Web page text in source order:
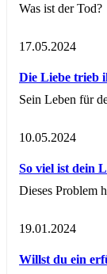
Was ist der Tod?
17.05.2024
Die Liebe trieb
Sein Leben für
10.05.2024
So viel ist dein
Dieses Problem
19.01.2024
Willst du ein